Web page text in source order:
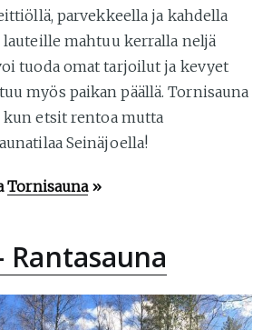
parvekkeella ja kahdella
lauteille mahtuu kerralla neljä
tuoda omat tarjoilut ja kevyet
myös paikan päällä. Tornisauna
etsit rentoa mutta
Seinäjoella!
Tornisauna»
Rantasauna